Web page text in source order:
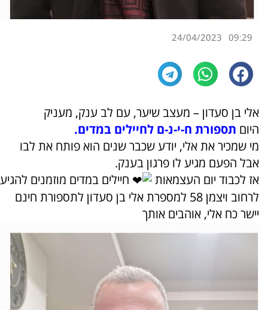
09:29
24/04/2023
אלי בן סעדון – מעצב שיער, עם לב ענק, מעניק
היום תספורת ח-י-נ-ם לחיילים במדים.
מי שמכיר את אלי, יודע שכבר שנים הוא פותח את לבו
אבל הפעם מגיע לו פרגון בענק.
אז לכבוד יום העצמאות
חיילים במדים מוזמנים להגיע
לרחוב ויצמן 58 למספרת אלי בן סעדון לתספורת חינם
יישר כח אלי, אוהבים אותך